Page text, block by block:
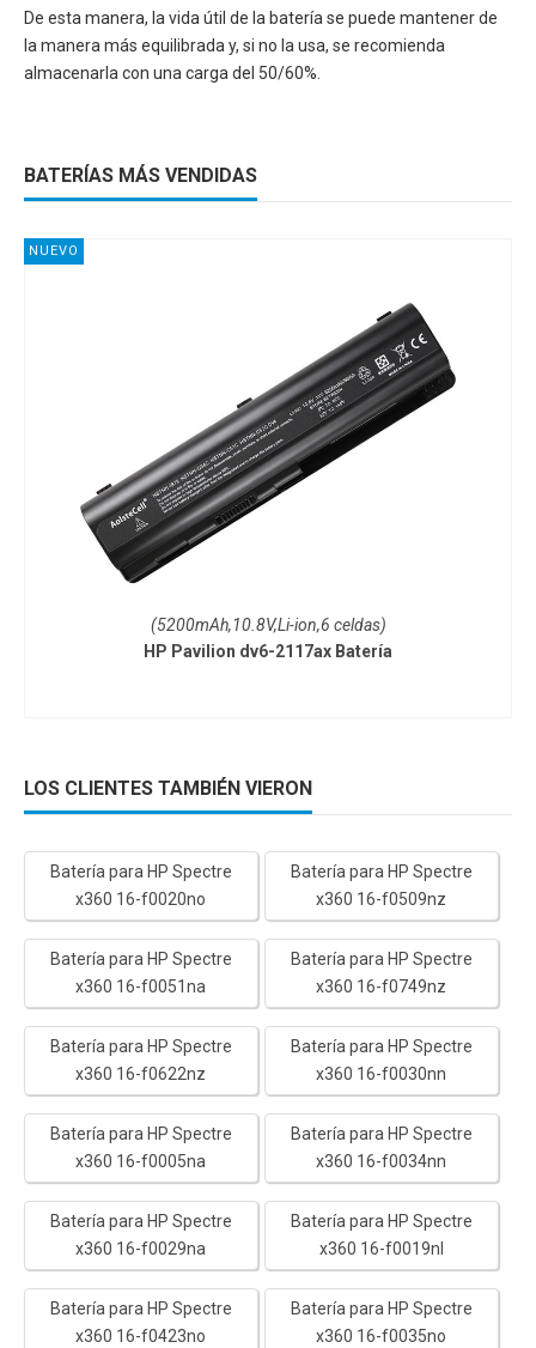
De esta manera, la vida útil de la batería se puede mantener de
la manera más equilibrada y, si no la usa, se recomienda
almacenarla con una carga del 50/60%.
BATERÍAS MÁS VENDIDAS
NUEVO
(5200mAh,10.8V,Li-ion,6 celdas)
HP Pavilion dv6-2117ax Batería
LOS CLIENTES TAMBIÉN VIERON
Batería para HP Spectre
x360 16-f0020no
Batería para HP Spectre
x360 16-f0509nz
Batería para HP Spectre
x360 16-f0051na
Batería para HP Spectre
x360 16-f0749nz
Batería para HP Spectre
x360 16-f0622nz
Batería para HP Spectre
x360 16-f0030nn
Batería para HP Spectre
x360 16-f0005na
Batería para HP Spectre
x360 16-f0034nn
Batería para HP Spectre
x360 16-f0029na
Batería para HP Spectre
x360 16-f0019nl
Batería para HP Spectre
x360 16-f0423no
Batería para HP Spectre
x360 16-f0035no